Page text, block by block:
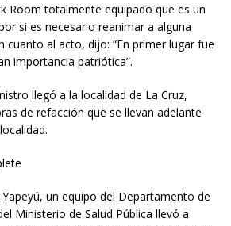
Room totalmente equipado que es un
si es necesario reanimar a alguna
cuanto al acto, dijo: “En primer lugar fue
importancia patriótica”.
llegó a la localidad de La Cruz,
de refacción que se llevan adelante
un equipo del Departamento de
Ministerio de Salud Pública llevó a